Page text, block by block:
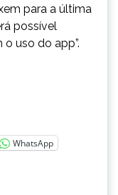
para a última
possível
uso do app”.
WhatsApp